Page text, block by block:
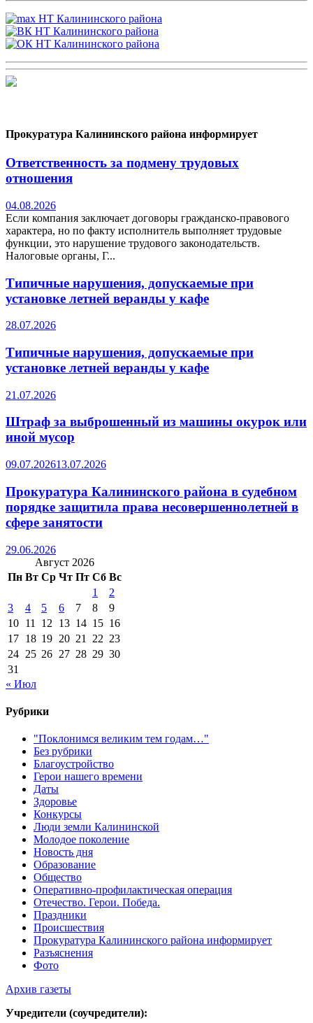
Прокуратура Калининского района информирует
Ответственность за подмену трудовых
отношения
04.08.2026
Если компания заключает договоры гражданско-правового
характера, но по факту исполнитель выполняет трудовые
функции, это нарушение трудового законодательств.
Налоговые органы, Г...
Типичные нарушения, допускаемые при
установке летней веранды у кафе
28.07.2026
Типичные нарушения, допускаемые при
установке летней веранды у кафе
21.07.2026
Штраф за выброшенный из машины окурок или
иной мусор
09.07.202613.07.2026
Прокуратура Калининского района в судебном
порядке защитила права несовершеннолетней в
сфере занятости
29.06.2026
Август 2026
Пн Вт Ср Чт Пт Сб Вс
1
2
3
4 5 6 7 8
9
10 11 12 13 14 15 16
17 18 19 20 21 22 23
24 25 26 27 28 29 30
31
« Июл
Рубрики
"Поклонимся великим тем годам…"
Без рубрики
Благоустройство
Герои нашего времени
Даты
Здоровье
Конкурсы
Люди земли Калининской
Молодое поколение
Новость дня
Образование
Общество
Оперативно-профилактическая операция
Отечество. Герои. Победа.
Праздники
Происшествия
Прокуратура Калининского района информирует
Разъяснения
Фото
Архив газеты
Учредители (соучредители):